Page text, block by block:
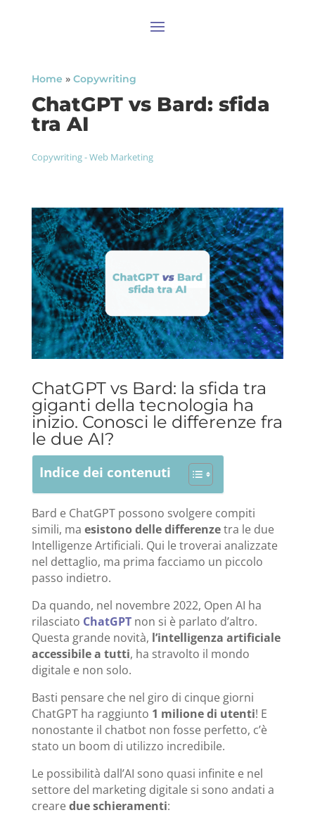
Home » Copywriting
ChatGPT vs Bard: sfida
tra AI
Copywriting-Web Marketing
ChatGPT vs Bard: la sfida tra
giganti della tecnologia ha
inizio. Conosci le differenze fra
le due AI?
Indice dei contenuti
Bard e ChatGPT possono svolgere compiti
simili, ma esistono delle differenzetra le due
Intelligenze Artificiali. Qui le troverai analizzate
nel dettaglio, ma prima facciamo un piccolo
passo indietro.
Da quando, nel novembre 2022, Open AI ha
rilasciato ChatGPTnon si è parlato d’altro.
Questa grande novità, l’intelligenza artificiale
accessibile a tutti, ha stravolto il mondo
digitale e non solo.
Basti pensare che nel giro di cinque giorni
ChatGPT ha raggiunto 1 milione di utenti! E
nonostante il chatbot non fosse perfetto, c’è
stato un boom di utilizzo incredibile.
Le possibilità dall’AI sono quasi infinite e nel
settore del marketing digitale si sono andati a
crearedue schieramenti: